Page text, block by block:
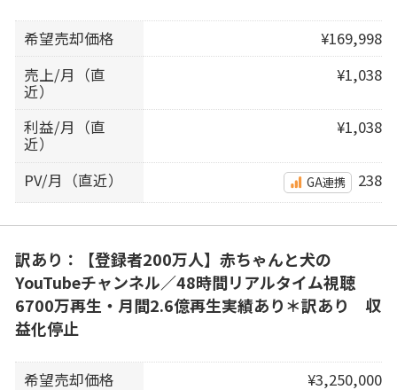
希望売却価格
¥169,998
売上/月（直
近）
¥1,038
利益/月（直
近）
¥1,038
PV/月（直近） GA連携 238
訳あり：【登録者200万人】赤ちゃんと犬の
YouTubeチャンネル／48時間リアルタイム視聴
6700万再生・月間2.6億再生実績あり＊訳あり 収
益化停止
希望売却価格
¥3,250,000